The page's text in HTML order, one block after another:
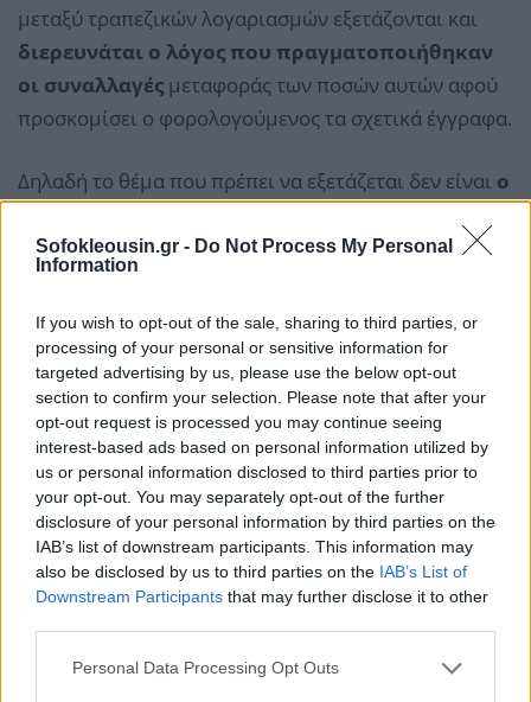
Sofokleousin.gr - Do Not Process My Personal
Information
If you wish to opt-out of the sale, sharing to third parties, or
processing of your personal or sensitive information for
targeted advertising by us, please use the below opt-out
section to confirm your selection. Please note that after your
opt-out request is processed you may continue seeing
interest-based ads based on personal information utilized by
us or personal information disclosed to third parties prior to
your opt-out. You may separately opt-out of the further
disclosure of your personal information by third parties on the
IAB’s list of downstream participants. This information may
also be disclosed by us to third parties on the IAB’s List of
Downstream Participants that may further disclose it to other
Personal Data Processing Opt Outs
μεταξύ τραπεζικών λογαριασμών εξετάζονται και
διερευνάται ο λόγος που πραγματοποιήθηκαν
οι συναλλαγές μεταφοράς των ποσών αυτών αφού
προσκομίσει ο φορολογούμενος τα σχετικά έγγραφα.
Δηλαδή το θέμα που πρέπει να εξετάζεται δεν είναι ο
κατάθεσηςστον ίδιο ή άλλο τραπεζικό λογαριασμό
αλλά αν τα αναληφθέντα ποσά υπερκαλύπτουν
δαπάνες απόκτησης περιουσιακών στοιχείων ή
λοιπών δαπανών, έτσι ώστε να μην δικαιολογούνται
μεταγενέστερες καταθέσεις ίσου ή άλλου ποσού στον
ίδιο ή άλλο λογαριασμό.
Σ' αυτήν την περίπτωση μπορεί να αποδειχθεί και να
τεκμηριωθεί από τον έλεγχο ότι, οι συγκεκριμένες
αναλήψεις που έγιναν από τον φορολογούμενοαπό
έναν ή περισσότερους λογαριασμούς
δαπανήθηκαν για την απόκτηση περιουσιακών
θεωρηθεί εφικτή η επανακατάθεση των ποσών αυτών